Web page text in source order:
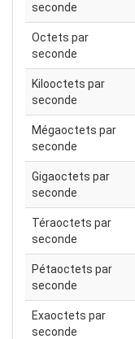
seconde
Octets par
seconde
Kilooctets par
seconde
Mégaoctets par
seconde
Gigaoctets par
seconde
Téraoctets par
seconde
Pétaoctets par
seconde
Exaoctets par
seconde